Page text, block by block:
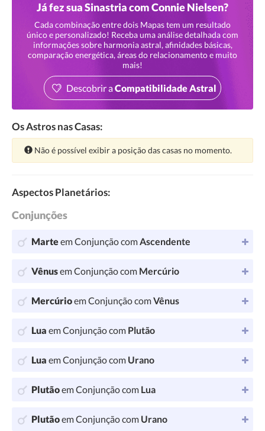
Já fez sua Sinastria com Connie Nielsen?
Cada combinação entre dois Mapas tem um resultado
único e personalizado! Receba uma análise detalhada com
informações sobre harmonia astral, afinidades básicas,
comparação energética, áreas do relacionamento e muito
mais!
Descobrir aCompatibilidade Astral
Os Astros nas Casas:
Atenção:
Não é possível exibir a posição das casas no momento.
Aspectos Planetários:
Conjunções
Marteem Conjunção comAscendente
Vênusem Conjunção com Mercúrio
Mercúrioem Conjunção comVênus
Lua em Conjunção com Plutão
Lua em Conjunção com Urano
Plutãoem Conjunção com Lua
Plutãoem Conjunção com Urano